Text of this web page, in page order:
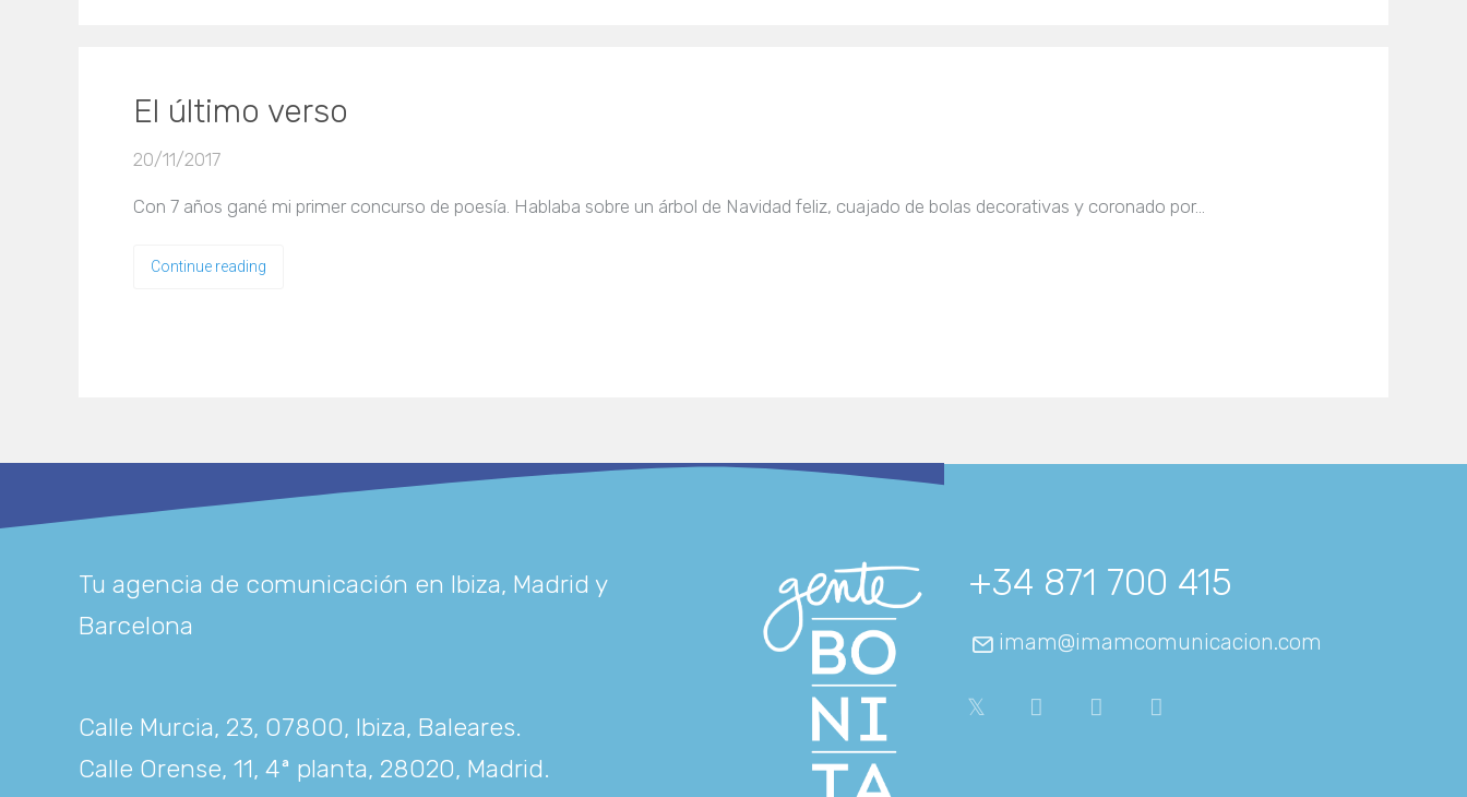
El último verso
20/11/2017
Con 7 años gané mi primer concurso de poesía. Hablaba sobre un árbol de Navidad feliz, cuajado de bolas decorativas y coronado por…
Continue reading
Tu agencia de comunicación en Ibiza, Madrid y
Barcelona
Calle Murcia, 23, 07800, Ibiza, Baleares.
Calle Orense, 11, 4ª planta, 28020, Madrid.
+34 871 700 415
imam@imamcomunicacion.com